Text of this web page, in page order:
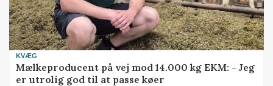
KVÆG
Mælkeproducent på vej mod 14.000 kg EKM: - Jeg
er utrolig god til at passe køer